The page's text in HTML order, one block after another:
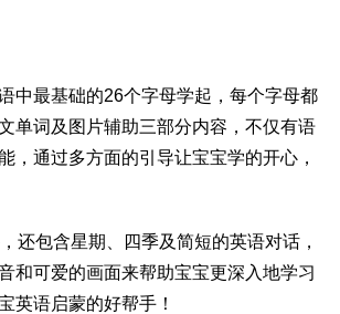
中最基础的26个字母学起，每个字母都
单词及图片辅助三部分内容，不仅有语
，通过多方面的引导让宝宝学的开心，
还包含星期、四季及简短的英语对话，
和可爱的画面来帮助宝宝更深入地学习
英语启蒙的好帮手！